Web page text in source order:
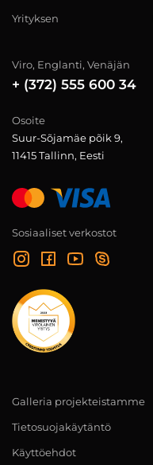
Yrityksen
Viro, Englanti, Venäjän
+ (372) 555 600 34
Osoite
Suur-Sõjamäe põik 9,
11415 Tallinn, Eesti
Sosiaaliset verkostot
Galleria projekteistamme
Tietosuojakäytäntö
Käyttöehdot